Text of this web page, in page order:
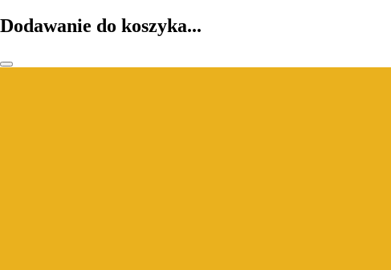
Dodawanie do koszyka...